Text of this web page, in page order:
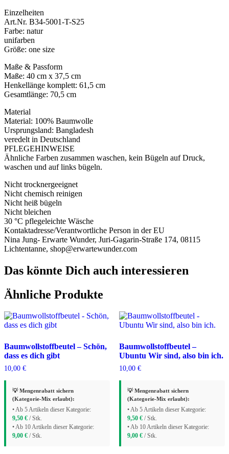
Einzelheiten
Art.Nr. B34-5001-T-S25
Farbe: natur
unifarben
Größe: one size
Maße & Passform
Maße: 40 cm x 37,5 cm
Henkellänge komplett: 61,5 cm
Gesamtlänge: 70,5 cm
Material
Material: 100% Baumwolle
Ursprungsland: Bangladesh
veredelt in Deutschland
PFLEGEHINWEISE
Ähnliche Farben zusammen waschen, kein Bügeln auf Druck,
waschen und auf links bügeln.
Nicht trocknergeeignet
Nicht chemisch reinigen
Nicht heiß bügeln
Nicht bleichen
30 °C pflegeleichte Wäsche
Kontaktadresse/Verantwortliche Person in der EU
Nina Jung- Erwarte Wunder, Juri-Gagarin-Straße 174, 08115
Lichtentanne, shop@erwartewunder.com
Das könnte Dich auch interessieren
Ähnliche Produkte
Baumwollstoffbeutel – Schön,
dass es dich gibt
10,00 €
💡 Mengenrabatt sichern
(Kategorie-Mix erlaubt):
• Ab 5 Artikeln dieser Kategorie:
9,50 € / Stk.
• Ab 10 Artikeln dieser Kategorie:
9,00 € / Stk.
Baumwollstoffbeutel –
Ubuntu Wir sind, also bin ich.
10,00 €
💡 Mengenrabatt sichern
(Kategorie-Mix erlaubt):
• Ab 5 Artikeln dieser Kategorie:
9,50 €/ Stk.
• Ab 10 Artikeln dieser Kategorie:
9,00 €/ Stk.